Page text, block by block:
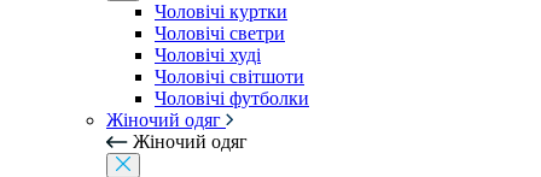
Чоловічі куртки
Чоловічі светри
Чоловічі худі
Чоловічі світшоти
Чоловічі футболки
Жіночий одяг
Жіночий одяг